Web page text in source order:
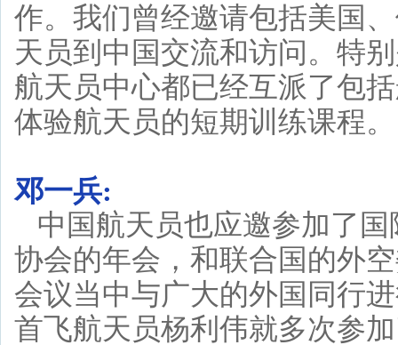
作。我们曾经邀请包括美国
天员到中国交流和访问。特
航天员中心都已经互派了包
体验航天员的短期训练课程。
邓一兵:
中国航天员也应邀参加了
协会的年会，和联合国的外
会议当中与广大的外国同行
首飞航天员杨利伟就多次参